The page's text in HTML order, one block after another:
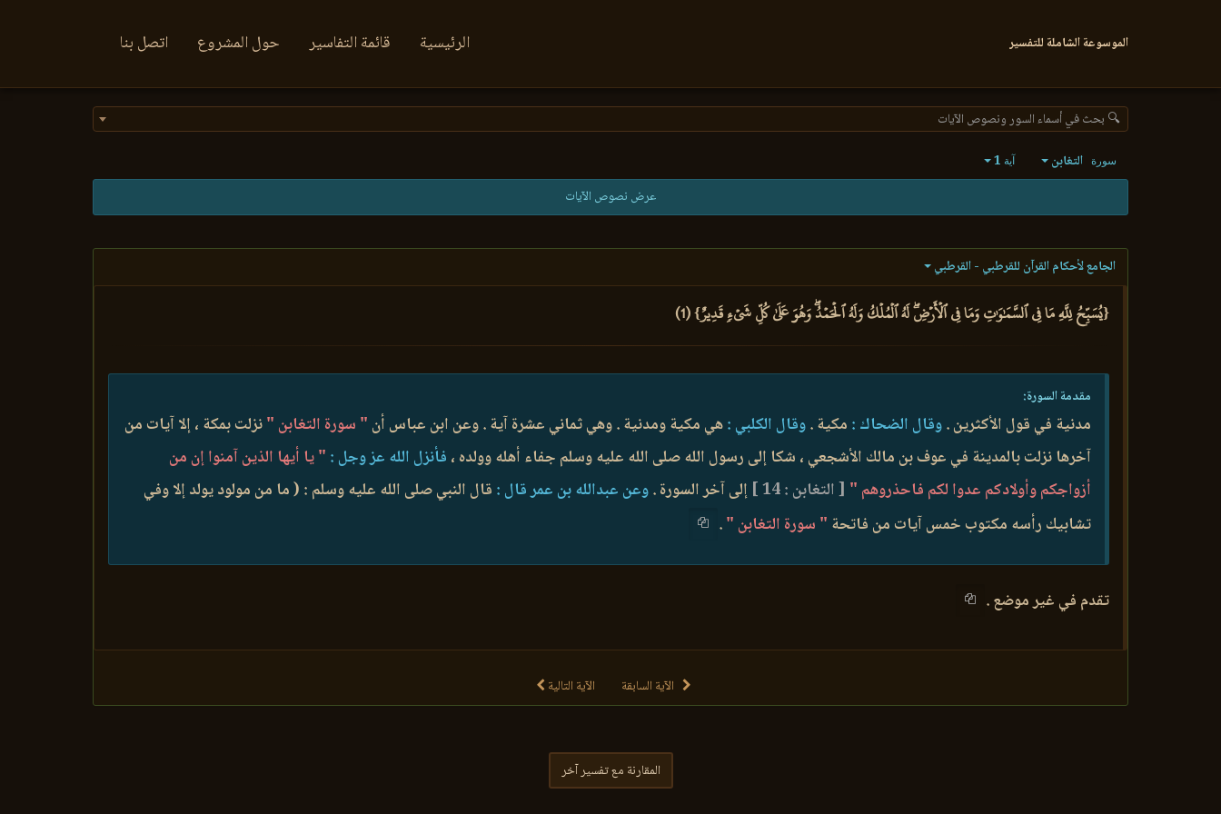
الموسوعة الشاملة للتفسير الرئيسية قائمة التفاسير حول المشروع اتصل بنا
🔍 بحث في أسماء السور ونصوص الآيات
سورة التغابن آية 1
عرض نصوص الآيات
الجامع لأحكام القرآن للقرطبي - القرطبي
{يُسَبِّحُ لِلَّهِ مَا فِي ٱلسَّمَٰوَٰتِ وَمَا فِي ٱلۡأَرۡضِۖ لَهُ ٱلۡمُلۡكُ وَلَهُ ٱلۡحَمۡدُۖ وَهُوَ عَلَىٰ كُلِّ شَيۡءٖ قَدِيرٌ} (1)
مقدمة السورة:
مدنية في قول الأكثرين .وقال الضحاك : مكية .وقال الكلبي :هي مكية ومدنية . وهي ثماني عشرة آية . وعن ابن عباس أن " سورة التغابن "نزلت بمكة ، إلا آيات من
آخرها نزلت بالمدينة في عوف بن مالك الأشجعي ، شكا إلى رسول الله صلى الله عليه وسلم جفاء أهله وولده ، فأنزل الله عز وجل : " يا أيها الذين آمنوا إن من
أزواجكم وأولادكم عدوا لكم فاحذروهم " [ التغابن : 14 ] إلى آخر السورة .وعن عبدالله بن عمر قال : قال النبي صلى الله عليه وسلم : ( ما من مولود يولد إلا وفي
تشابيك رأسه مكتوب خمس آيات من فاتحة " سورة التغابن ".
تقدم في غير موضع .
الآية السابقة الآية التالية
المقارنة مع تفسير آخر